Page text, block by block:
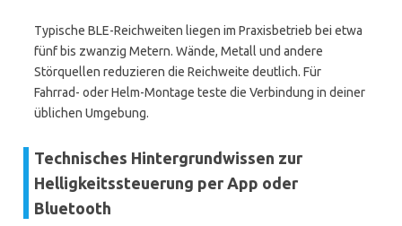
Typische BLE-Reichweiten liegen im Praxisbetrieb bei etwa
fünf bis zwanzig Metern. Wände, Metall und andere
Störquellen reduzieren die Reichweite deutlich. Für
Fahrrad- oder Helm-Montage teste die Verbindung in deiner
üblichen Umgebung.
Technisches Hintergrundwissen zur
Helligkeitssteuerung per App oder
Bluetooth